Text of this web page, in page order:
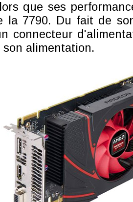
que ses
la 7790. Du fait de
connecteur
alimentation.